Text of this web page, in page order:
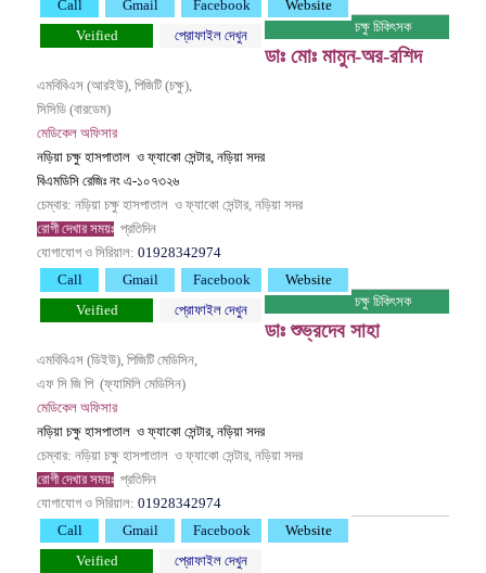
Call
Gmail Facebook
Website
Veified
প্রোফাইল দেখুন
চক্ষু চিকিৎসক
ডাঃ মোঃ মামুন-অর-রশিদ
এমবিবিএস (আরইউ), পিজিটি (চক্ষু),
সিসিডি (বারডেম)
মেডিকেল অফিসার
নড়িয়া চক্ষু হাসপাতাল ও ফ্যাকো সেন্টার, নড়িয়া সদর
বিএমডিসি রেজিঃ নং এ-১০৭৩২৬
চেম্বার: নড়িয়া চক্ষু হাসপাতাল ও ফ্যাকো সেন্টার, নড়িয়া সদর
রোগী দেখার সময়ঃ প্রতিদিন
যোগাযোগ ও সিরিয়াল: 01928342974
Call
Gmail Facebook
Website
Veified
প্রোফাইল দেখুন
চক্ষু চিকিৎসক
ডাঃ শুভ্রদেব সাহা
এমবিবিএস (ডিইউ), পিজিটি মেডিসিন,
এফ সি জি পি (ফ্যামিলি মেডিসিন)
মেডিকেল অফিসার
নড়িয়া চক্ষু হাসপাতাল ও ফ্যাকো সেন্টার, নড়িয়া সদর
চেম্বার: নড়িয়া চক্ষু হাসপাতাল ও ফ্যাকো সেন্টার, নড়িয়া সদর
রোগী দেখার সময়ঃ প্রতিদিন
যোগাযোগ ও সিরিয়াল: 01928342974
Call
Gmail Facebook
Website
Veified
প্রোফাইল দেখুন